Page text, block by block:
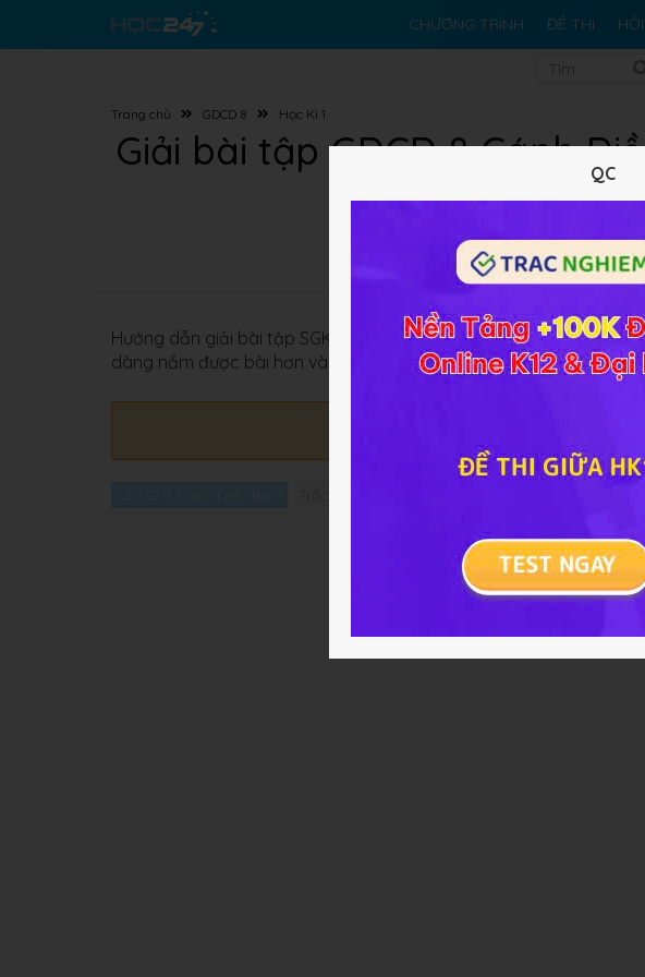
CHƯƠNG TRÌNH ĐỀ THI
Trang chủ GDCD 8 Học Kì 1
Giải bài tập GDCD 8 Cánh
Lý
Hướng dẫn giải bài tập SGK GDCD 8 Cánh Diều Bài 1 Tự hào về
dàng nắm được bài hơn và sẽ có phương pháp học tập hiệu quả
Giải bài
QC